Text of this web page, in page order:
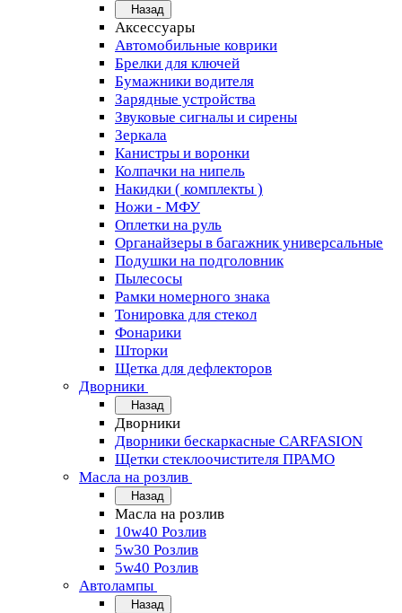
Назад
Аксессуары
Автомобильные коврики
Брелки для ключей
Бумажники водителя
Зарядные устройства
Звуковые сигналы и сирены
Зеркала
Канистры и воронки
Колпачки на нипель
Накидки ( комплекты )
Ножи - МФУ
Оплетки на руль
Органайзеры в багажник универсальные
Подушки на подголовник
Пылесосы
Рамки номерного знака
Тонировка для стекол
Фонарики
Шторки
Щетка для дефлекторов
Дворники
Назад
Дворники
Дворники бескаркасные CARFASION
Щетки стеклоочистителя ПРАМО
Масла на розлив
Назад
Масла на розлив
10w40 Розлив
5w30 Розлив
5w40 Розлив
Автолампы
Назад